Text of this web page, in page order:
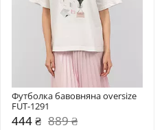
Футболка бавовняна oversize
FUT-1291
444 ₴ 889 ₴